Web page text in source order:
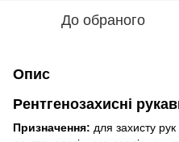
До обраного
Опис
Рентгенозахисні
Призначення: для захисту